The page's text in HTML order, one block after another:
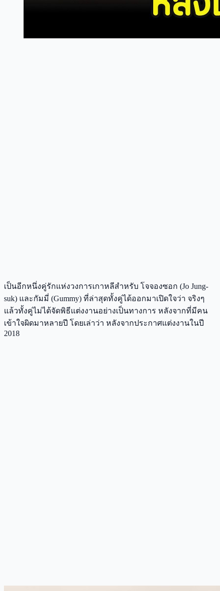
เป็นอีกหนึ่งคู่รักแห่งวงการเกาหลีสำหรับ โจจองซอก (Jo Jung-
suk) และกัมมี่ (Gummy) ที่ล่าสุดทั้งคู่ได้ออกมาเปิดใจว่า จริงๆ
แล้วทั้งคู่ไม่ได้จัดพิธีแต่งงานอย่างเป็นทางการ หลังจากที่มีคน
เข้าใจผิดมาหลายปี โดยเล่าว่า หลังจากประกาศแต่งงานในปี
2018